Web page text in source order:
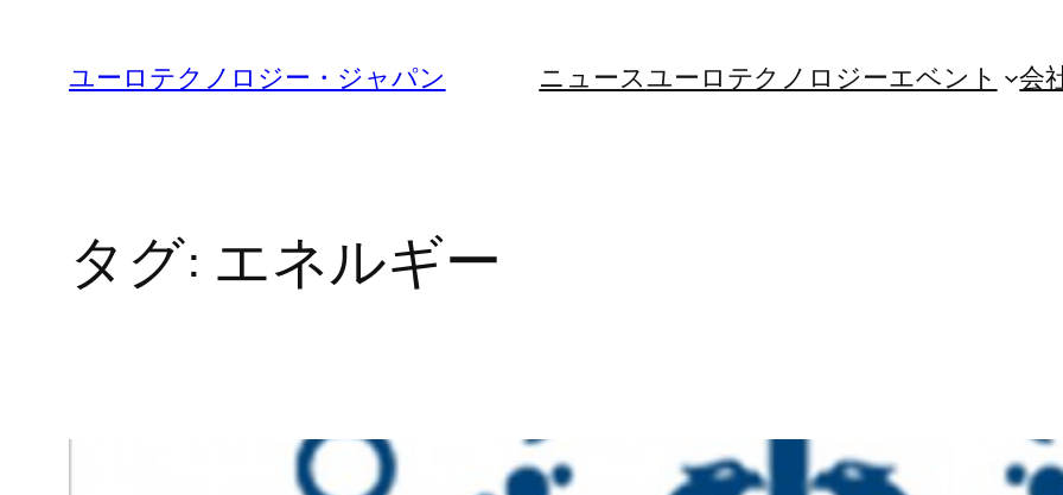
ユーロテクノロジー・ジャパン ニュースユーロテクノロジーエベント 会
タグ: エネルギー